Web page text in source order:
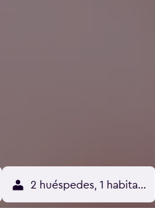
2 huéspedes, 1 habitación